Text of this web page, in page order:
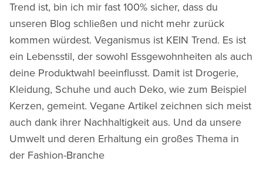
Trend ist, bin ich mir fast 100% sicher, dass du
unseren Blog schließen und nicht mehr zurück
kommen würdest. Veganismus ist KEIN Trend. Es ist
ein Lebensstil, der sowohl Essgewohnheiten als auch
deine Produktwahl beeinflusst. Damit ist Drogerie,
Kleidung, Schuhe und auch Deko, wie zum Beispiel
Kerzen, gemeint. Vegane Artikel zeichnen sich meist
auch dank ihrer Nachhaltigkeit aus. Und da unsere
Umwelt und deren Erhaltung ein großes Thema in
der Fashion-Branche